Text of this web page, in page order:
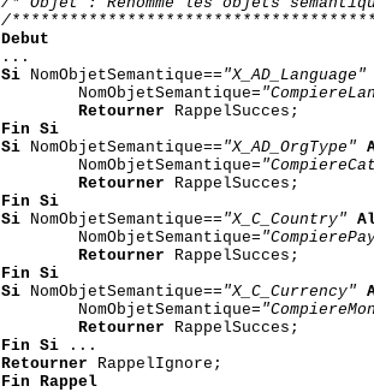
/
Debut
...
SiNomObjetSemantique== "X_AD_Language"
NomObjetSemantique=
Retourner RappelSucces;
Fin Si
SiNomObjetSemantique== "X_AD_OrgType"
NomObjetSemantique=
Retourner RappelSucces;
Fin Si
SiNomObjetSemantique== "X_C_Country"
NomObjetSemantique=
Retourner RappelSucces;
Fin Si
SiNomObjetSemantique== "X_C_Currency"
NomObjetSemantique=
Retourner RappelSucces;
Fin Si...
Retourner RappelIgnore;
Fin Rappel